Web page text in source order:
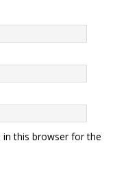
in this browser for the